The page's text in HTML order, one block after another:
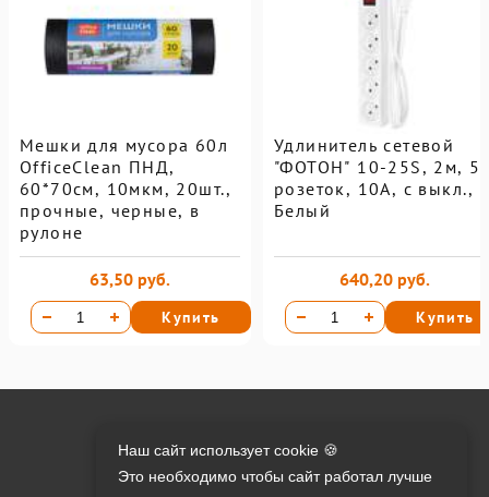
Мешки для мусора 60л
OfficeClean ПНД,
60*70см, 10мкм, 20шт.,
прочные, черные, в
рулоне
63,50 руб.
Купить
Удлинитель сетевой
"ФОТОН" 10-25S, 2м, 5
розеток, 10А, с выкл.,
Белый
640,20 руб.
Купить
Онлайн оплата на сайте:
Наш сайт использует cookie 🍪
Это необходимо чтобы сайт работал лучше